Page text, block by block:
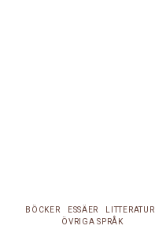
BÖCKER ESSÄER
LITTERATUR
ÖVRIGA SPRÅK